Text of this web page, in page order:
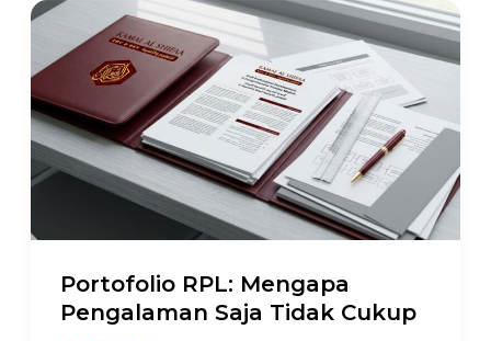
Portofolio RPL: Mengapa
Pengalaman Saja Tidak Cukup
Portofolio
RPL:
Mengapa
Pengalaman
Saja
Tidak